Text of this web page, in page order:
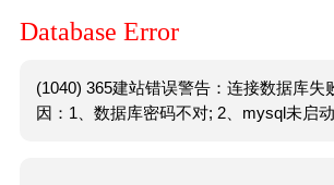
Database Error
(1040) 365建站错误警告：连接数据库失
因：1、数据库密码不对; 2、mysql未启动